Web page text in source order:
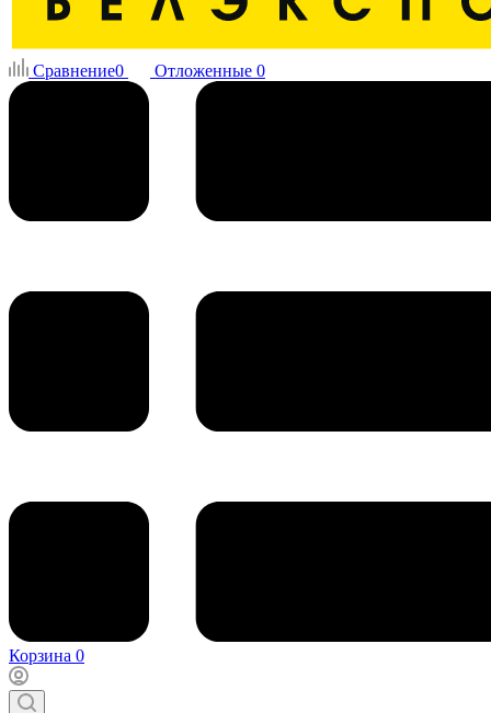
Сравнение0 Отложенные 0
Корзина 0